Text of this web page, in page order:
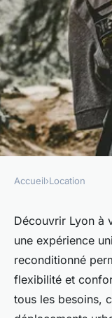
Location
la ville à
Faustine•14 mai
Accueil›Location
Découvrir Lyon à
une expérience
reconditionné
flexibilité et
tous les besoins,